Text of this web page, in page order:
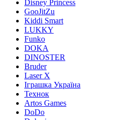
Disney Princess
GooJitZu
Kiddi Smart
LUKKY
Funko
DOKA
DINOSTER
Bruder
Laser X
Іграшка Україна
Технок
Artos Games
DoDo